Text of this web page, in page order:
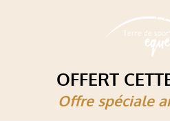
OFFERT
Offre spéciale